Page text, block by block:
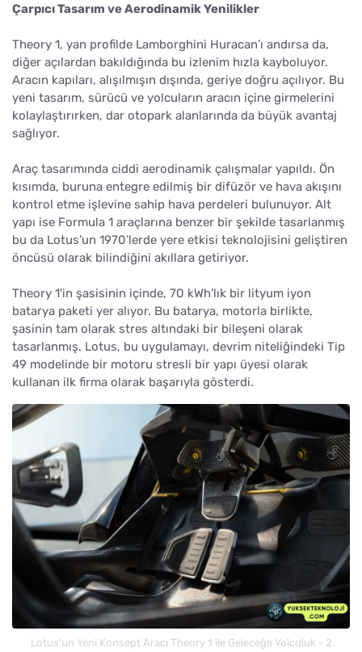
Çarpıcı Tasarım ve Aerodinamik Yenilikler
Theory 1, yan profilde Lamborghini Huracan’ı andırsa da,
diğer açılardan bakıldığında bu izlenim hızla kayboluyor.
Aracın kapıları, alışılmışın dışında, geriye doğru açılıyor. Bu
yeni tasarım, sürücü ve yolcuların aracın içine girmelerini
kolaylaştırırken, dar otopark alanlarında da büyük avantaj
sağlıyor.
Araç tasarımında ciddi aerodinamik çalışmalar yapıldı. Ön
kısımda, buruna entegre edilmiş bir difüzör ve hava akışını
kontrol etme işlevine sahip hava perdeleri bulunuyor. Alt
yapı ise Formula 1 araçlarına benzer bir şekilde tasarlanmış
bu da Lotus’un 1970’lerde yere etkisi teknolojisini geliştiren
öncüsü olarak bilindiğini akıllara getiriyor.
Theory 1'in şasisinin içinde, 70 kWh’lık bir lityum iyon
batarya paketi yer alıyor. Bu batarya, motorla birlikte,
şasinin tam olarak stres altındaki bir bileşeni olarak
tasarlanmış. Lotus, bu uygulamayı, devrim niteliğindeki Tip
49 modelinde bir motoru stresli bir yapı üyesi olarak
kullanan ilk firma olarak başarıyla gösterdi.
Lotus'un Yeni Konsept Aracı Theory 1 ile Geleceğe Yolculuk - 2